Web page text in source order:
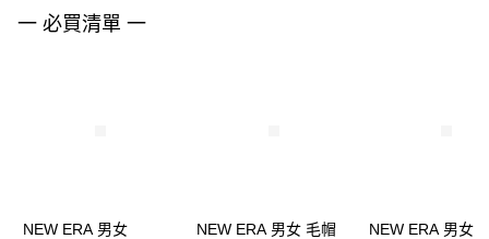
一 必買清單 一
NEW ERA 男女
NEW ERA 男女 毛帽
NEW ERA 男女